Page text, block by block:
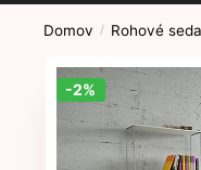
Domov / Rohové
-2%